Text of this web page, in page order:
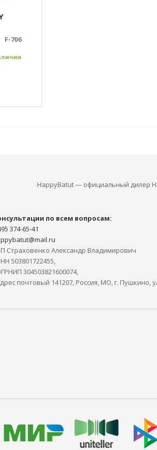
F-706
HappyBatut — официальный дилер
по всем вопросам:
374-65-41
Страховенко Александр Владимирович
503801722455,
304503821600074,
почтовый 141207, Россия, МО, г. Пушкино,